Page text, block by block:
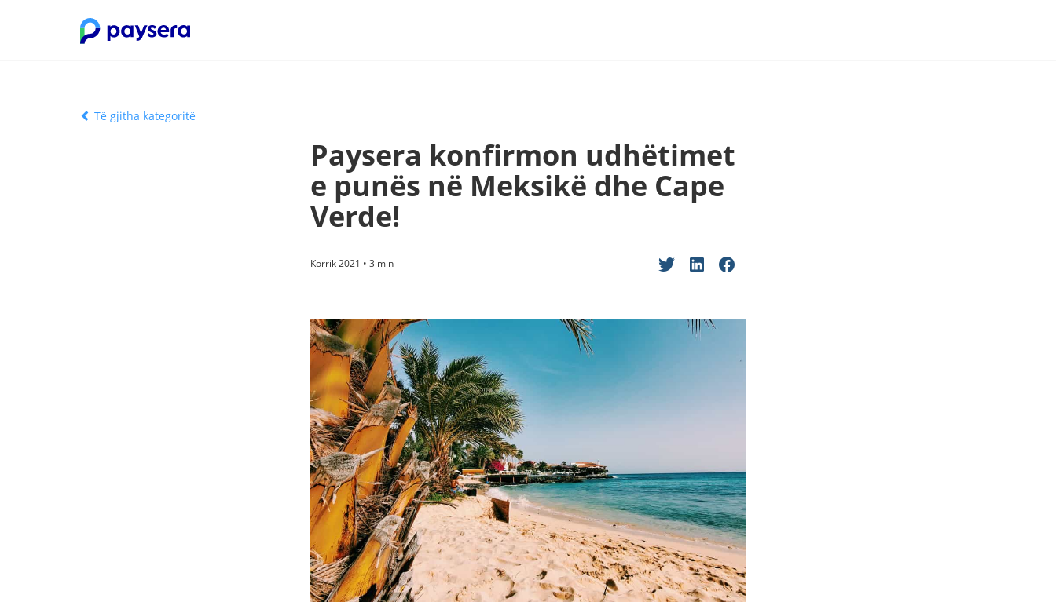
Të gjitha kategoritë
Paysera konfirmon udhëtimet
e punës në Meksikë dhe Cape
Verde!
Korrik 2021 • 3 min